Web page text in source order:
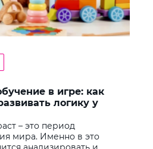
в игре: как
логику у
– это период
мира. Именно в это